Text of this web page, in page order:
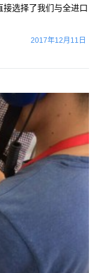
选择了我们与全进口
2017年12月11日